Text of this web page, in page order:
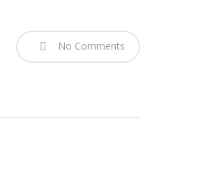
No Comments